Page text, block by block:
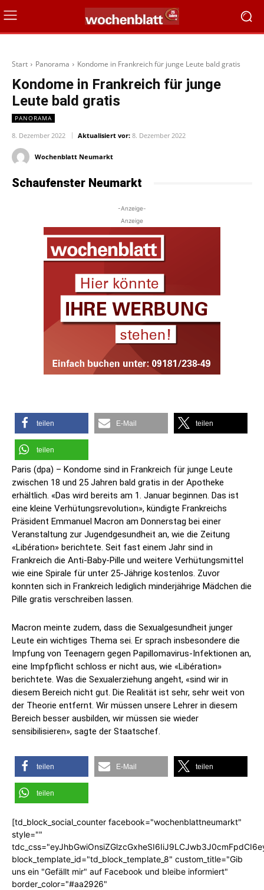
Start Panorama Kondome in Frankreich für junge Leute bald gratis
Kondome in Frankreich für junge
Leute bald gratis
PANORAMA
8. Dezember 2022 Aktualisiert vor: 8. Dezember 2022
Wochenblatt Neumarkt
Schaufenster Neumarkt
-Anzeige-
Anzeige
teilen E-Mail teilen
teilen
Paris (dpa) – Kondome sind in Frankreich für junge Leute
zwischen 18 und 25 Jahren bald gratis in der Apotheke
erhältlich. «Das wird bereits am 1. Januar beginnen. Das ist
eine kleine Verhütungsrevolution», kündigte Frankreichs
Präsident Emmanuel Macron am Donnerstag bei einer
Veranstaltung zur Jugendgesundheit an, wie die Zeitung
«Libération» berichtete. Seit fast einem Jahr sind in
Frankreich die Anti-Baby-Pille und weitere Verhütungsmittel
wie eine Spirale für unter 25-Jährige kostenlos. Zuvor
konnten sich in Frankreich lediglich minderjährige Mädchen die
Pille gratis verschreiben lassen.
Macron meinte zudem, dass die Sexualgesundheit junger
Leute ein wichtiges Thema sei. Er sprach insbesondere die
Impfung von Teenagern gegen Papillomavirus-Infektionen an,
eine Impfpflicht schloss er nicht aus, wie «Libération»
berichtete. Was die Sexualerziehung angeht, «sind wir in
diesem Bereich nicht gut. Die Realität ist sehr, sehr weit von
der Theorie entfernt. Wir müssen unsere Lehrer in diesem
Bereich besser ausbilden, wir müssen sie wieder
sensibilisieren», sagte der Staatschef.
teilen E-Mail teilen
teilen
[td_block_social_counter facebook="wochenblattneumarkt"
style=""
block_template_id="td_block_template_8" custom_title="Gib
uns ein "Gefällt mir" auf Facebook und bleibe informiert"
border_color="#aa2926"